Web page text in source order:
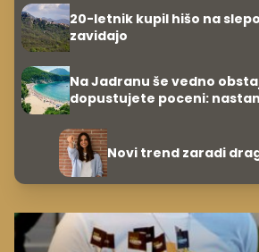
20-letnik kupil hišo na
zavidajo
Na Jadranu še vedno
dopustujete poceni:
Novi trend zaradi